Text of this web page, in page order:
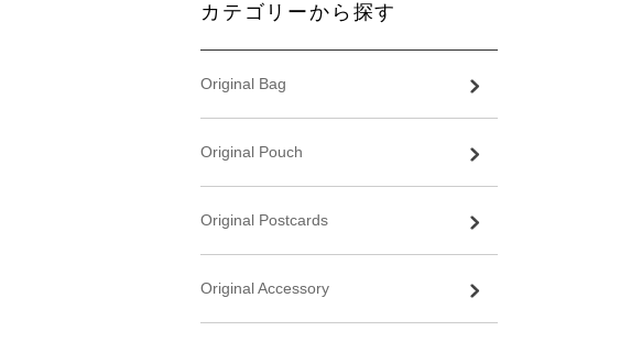
カテゴリーから探す
Original Bag
Original Pouch
Original Postcards
Original Accessory